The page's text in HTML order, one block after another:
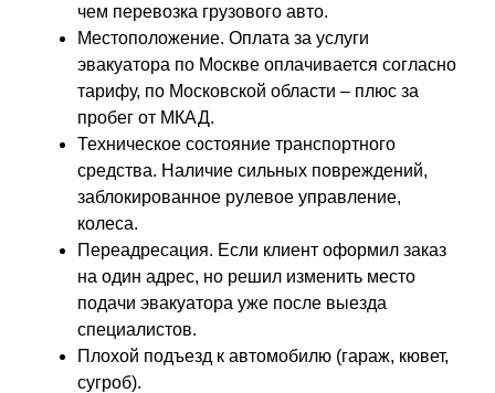
чем перевозка грузового авто.
Местоположение. Оплата за услуги
эвакуатора по Москве оплачивается согласно
тарифу, по Московской области – плюс за
пробег от МКАД.
Техническое состояние транспортного
средства. Наличие сильных повреждений,
заблокированное рулевое управление,
колеса.
Переадресация. Если клиент оформил заказ
на один адрес, но решил изменить место
подачи эвакуатора уже после выезда
специалистов.
Плохой подъезд к автомобилю (гараж, кювет,
сугроб).